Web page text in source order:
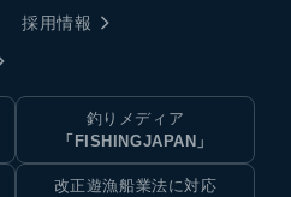
採用情報
釣りメディア
「FISHINGJAPAN」
改正遊漁船業法に対応